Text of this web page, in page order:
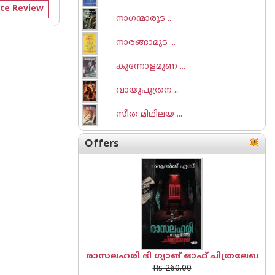
Review
നാഗന്മാരുട ...
നാരങ്ങാമുട ...
കുന്നോളമുണ ...
വായുപുത്രന ...
സീത മിഥിലയ ...
Offers
രാസലഹരി ദി ഗ്യാങ് ഓഫ് ചിത്രലേഖ
Rs 260.00